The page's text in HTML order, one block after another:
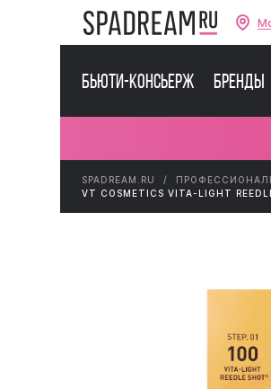
Бьюти-консьерж Бренды
SPADREAM.RU
VT COSMETICS VITA-LIGHT